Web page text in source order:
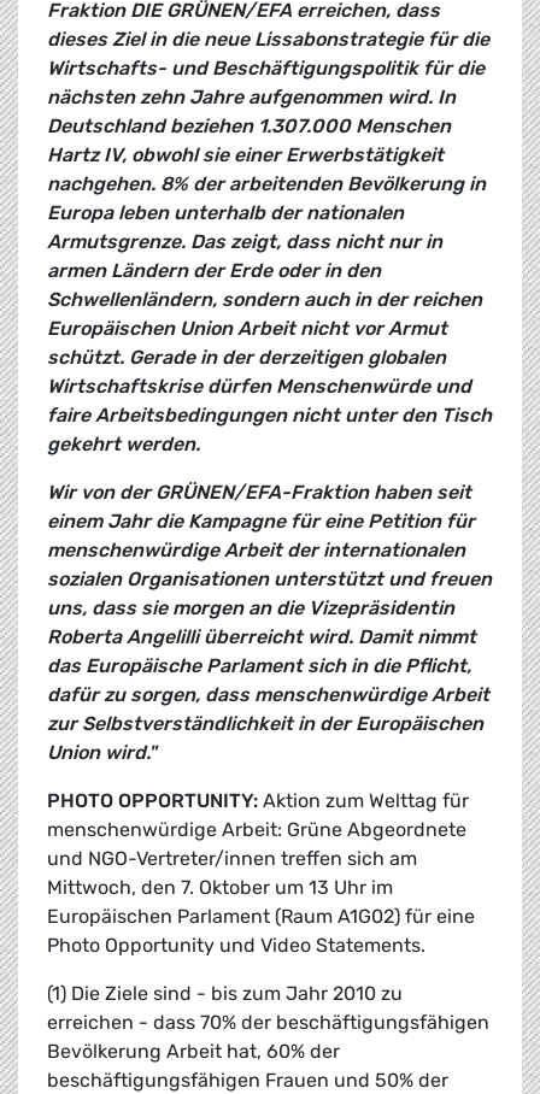
Fraktion DIE GRÜNEN/EFA erreichen, dass
dieses Ziel in die neue Lissabonstrategie für die
Wirtschafts- und Beschäftigungspolitik für die
nächsten zehn Jahre aufgenommen wird. In
Deutschland beziehen 1.307.000 Menschen
Hartz IV, obwohl sie einer Erwerbstätigkeit
nachgehen. 8% der arbeitenden Bevölkerung in
Europa leben unterhalb der nationalen
Armutsgrenze. Das zeigt, dass nicht nur in
armen Ländern der Erde oder in den
Schwellenländern, sondern auch in der reichen
Europäischen Union Arbeit nicht vor Armut
schützt. Gerade in der derzeitigen globalen
Wirtschaftskrise dürfen Menschenwürde und
faire Arbeitsbedingungen nicht unter den Tisch
gekehrt werden.
Wir von der GRÜNEN/EFA-Fraktion haben seit
einem Jahr die Kampagne für eine Petition für
menschenwürdige Arbeit der internationalen
sozialen Organisationen unterstützt und freuen
uns, dass sie morgen an die Vizepräsidentin
Roberta Angelilli überreicht wird. Damit nimmt
das Europäische Parlament sich in die Pflicht,
dafür zu sorgen, dass menschenwürdige Arbeit
zur Selbstverständlichkeit in der Europäischen
Union wird."
PHOTO OPPORTUNITY: Aktion zum Welttag für
menschenwürdige Arbeit: Grüne Abgeordnete
und NGO-Vertreter/innen treffen sich am
Mittwoch, den 7. Oktober um 13 Uhr im
Europäischen Parlament (Raum A1G02) für eine
Photo Opportunity und Video Statements.
(1) Die Ziele sind - bis zum Jahr 2010 zu
erreichen - dass 70% der beschäftigungsfähigen
Bevölkerung Arbeit hat, 60% der
beschäftigungsfähigen Frauen und 50% der